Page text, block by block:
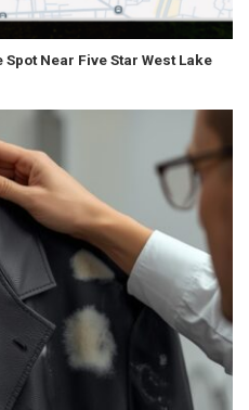
Near Five Star West Lake